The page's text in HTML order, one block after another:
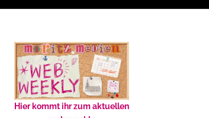
Hier kommt ihr zum aktuellen